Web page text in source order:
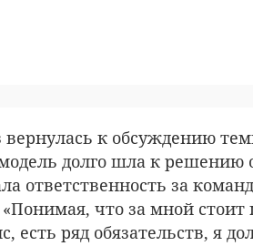
вернулась к обсуждению
долго шла к решению
ответственность за
что за мной стоит
есть ряд обязательств, я